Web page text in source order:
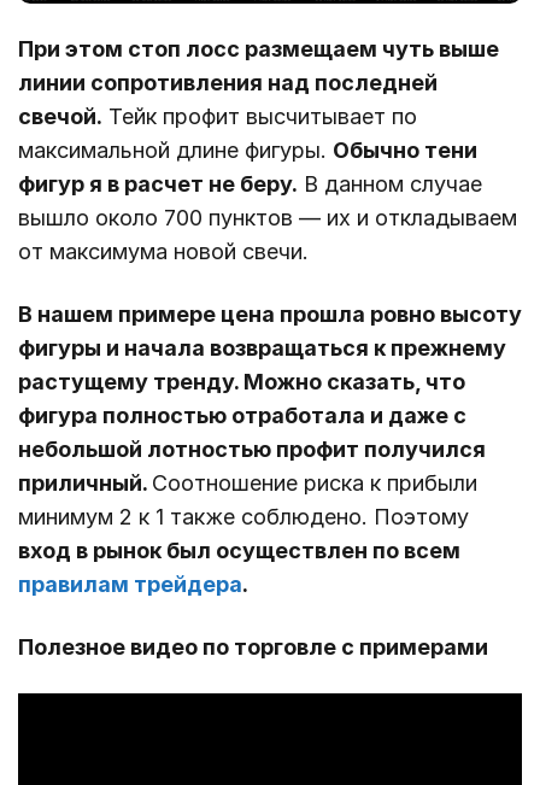
При этом стоп лосс размещаем чуть выше
линии сопротивления над последней
свечой. Тейк профит высчитывает по
максимальной длине фигуры. Обычно тени
фигур я в расчет не беру. В данном случае
вышло около 700 пунктов — их и откладываем
от максимума новой свечи.
В нашем примере цена прошла ровно высоту
фигуры и начала возвращаться к прежнему
растущему тренду. Можно сказать, что
фигура полностью отработала и даже с
небольшой лотностью профит получился
приличный. Соотношение риска к прибыли
минимум 2 к 1 также соблюдено. Поэтому
вход в рынок был осуществлен по всем
правилам трейдера.
Полезное видео по торговле с примерами